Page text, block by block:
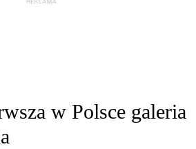
w Polsce galeria